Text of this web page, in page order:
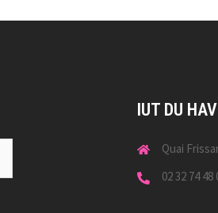
IUT DU
Quai
02 32 74 48